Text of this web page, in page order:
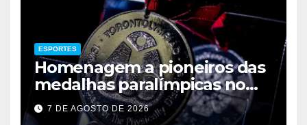
ESPORTES
Homenagem a pioneiros das
medalhas paralímpicas no
Brasil
7 DE AGOSTO DE 2026